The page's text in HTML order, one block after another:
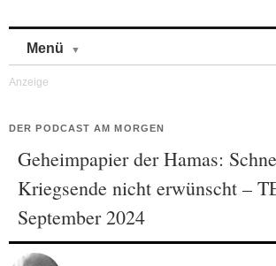
Menü
DER PODCAST AM MORGEN
Geheimpapier der Hamas:
Kriegsende nicht erwünscht –
September 2024